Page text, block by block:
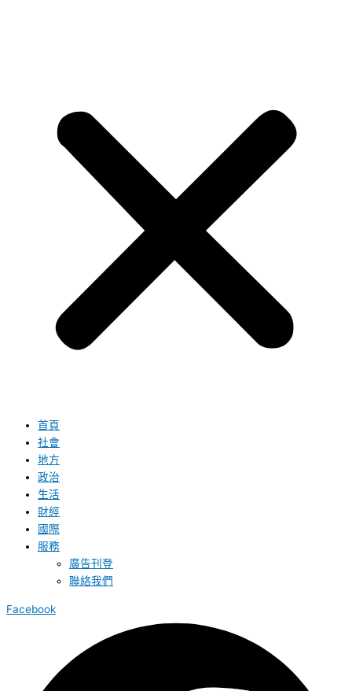
首頁
社會
地方
政治
生活
財經
國際
服務
廣告刊登
聯絡我們
Facebook